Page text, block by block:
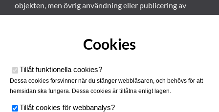
objekten, men övrig användning eller publicering av
Cookies
Tillåt funktionella cookies?
Dessa cookies försvinner när du stänger webbläsaren, och behövs för att
hemsidan ska fungera. Dessa cookies är tillåtna enligt lagen.
Tillåt cookies för webbanalys?